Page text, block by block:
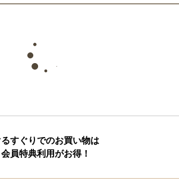
るすぐりでのお買い物は
会員特典利用がお得！